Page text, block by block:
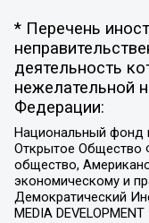
* Перечень
деятельность
нежелательной
Федерации:
Национальный фонд
Открытое Общество
общество,
экономическому и
Демократический
MEDIA